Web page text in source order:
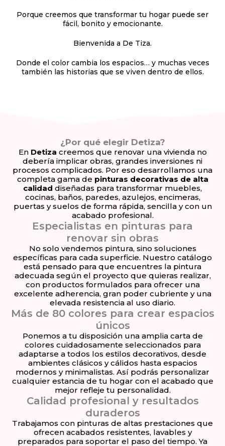
Porque creemos que transformar tu hogar puede ser
fácil, bonito y emocionante.
Bienvenida a De Tiza.
Donde el color cambia los espacios… y muchas veces
también las historias que se viven dentro de ellos.
¿Por qué elegir Detiza?
En Detiza creemos que renovar una vivienda no
debería implicar obras, grandes inversiones ni
procesos complicados. Por eso desarrollamos una
completa gama de pinturas decorativas de alta
calidad diseñadas para transformar muebles,
cocinas, baños, paredes, azulejos, encimeras,
puertas y suelos de forma rápida, sencilla y con un
acabado profesional.
Especialistas en pinturas para
renovar sin obras
No solo vendemos pintura, sino soluciones
específicas para cada superficie. Nuestro catálogo
está pensado para que encuentres la pintura
adecuada según el proyecto que quieras realizar,
con productos formulados para ofrecer una
excelente adherencia, gran poder cubriente y una
elevada resistencia al uso diario.
Más de 80 colores para crear espacios
únicos
Ponemos a tu disposición una amplia carta de
colores cuidadosamente seleccionados para
adaptarse a todos los estilos decorativos, desde
ambientes clásicos y cálidos hasta espacios
modernos y minimalistas. Así podrás personalizar
cualquier estancia de tu hogar con el acabado que
mejor refleje tu personalidad.
Calidad profesional y resultados
duraderos
Trabajamos con pinturas de altas prestaciones que
ofrecen acabados resistentes, lavables y
preparados para soportar el paso del tiempo. Ya